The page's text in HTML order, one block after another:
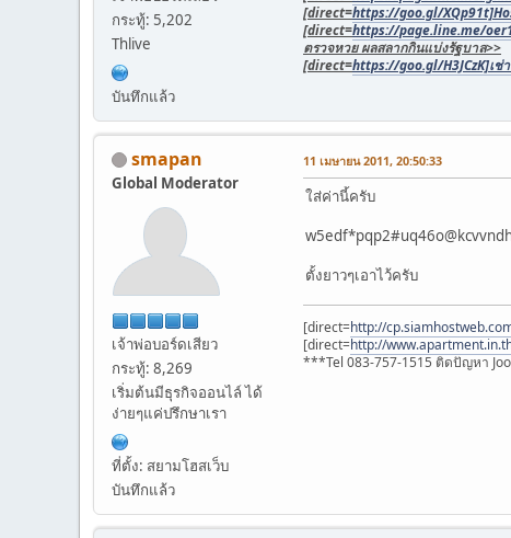
กระทู้: 5,202
Thlive
บันทึกแล้ว
[direct=https://goo.gl/
[direct=https://page.line.me/
ตรวจหวย ผลสลากกินแบ่งรัฐบาล>>
[direct=https://goo.gl/H3JCzK]เช่
smapan
Global Moderator
เจ้าพ่อบอร์ดเสียว
กระทู้: 8,269
เริ่มต้นมีธุรกิจออนไล์ ได้
ง่ายๆแค่ปรึกษาเรา
ที่ตั้ง: สยามโฮสเว็บ
บันทึกแล้ว
11 เมษายน 2011, 20:50:33
ใส่ค่านี้ครับ
ตั้งยาวๆเอาไว้ครับ
[direct=http://
[direct=http://
***Tel 083-757-1515 ติดปัญหา